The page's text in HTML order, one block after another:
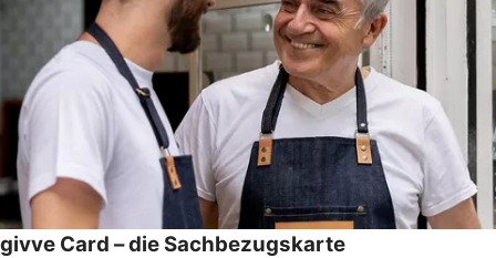
givve Card – die Sachbezugskarte